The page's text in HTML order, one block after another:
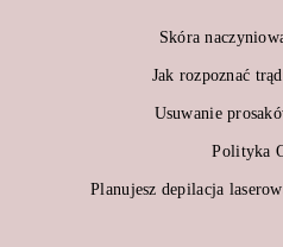
Skóra
Jak rozpoznać
Usuwanie
Polityka
Planujesz depilacja